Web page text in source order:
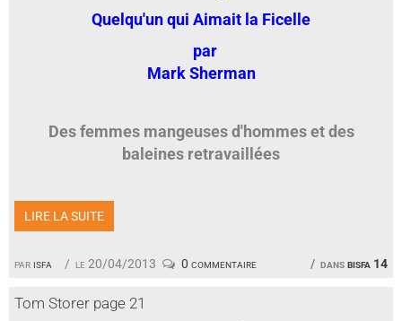
par isfa le 20/04/2013 dansbisfa 14
0 commentaire
Quelqu'un qui Aimait la Ficelle
par
Mark Sherman
Des femmes mangeuses d'hommes et des
baleines retravaillées
LIRE LA SUITE
Tom Storer page 21